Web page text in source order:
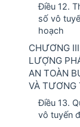
Điều 12.
số vô
hoạch
CHƯƠNG
LƯỢNG
AN TOÀN
VÀ
Điều 13.
vô tuyến